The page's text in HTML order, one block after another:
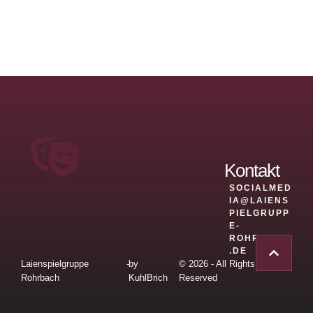
Kontakt
SOCIALMED
IA@LAIENS
PIELGRUPP
E-
ROHRBACH
.DE
Laienspielgruppe
Rohrbach
-by
KuhlBrich
© 2026 - All Rights
Reserved